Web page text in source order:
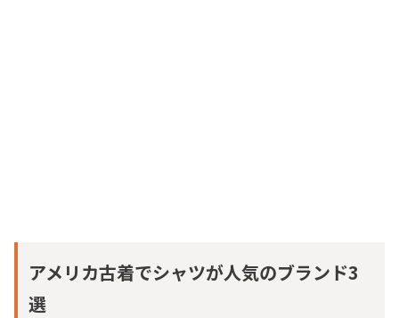
アメリカ古着でシャツが人気のブランド3
選